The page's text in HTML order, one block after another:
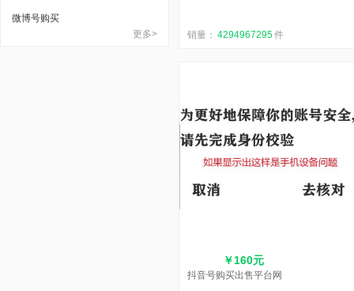
微博号购买
更多>
销量： 4294967295件
￥160元
抖音号购买出售平台网